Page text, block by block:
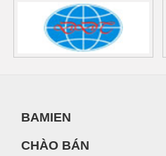
BAMIEN
CHÀO BÁN